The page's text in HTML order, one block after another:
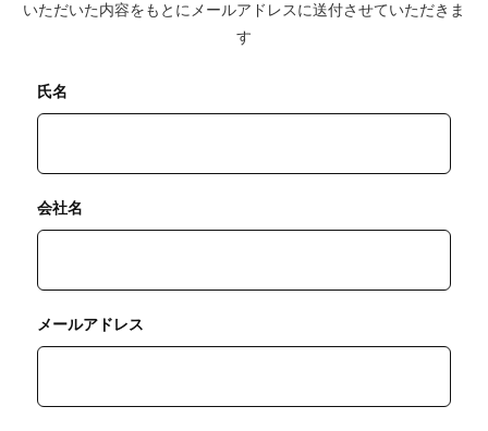
いただいた内容をもとにメールアドレスに送付させていただきま
す
氏名
会社名
メールアドレス